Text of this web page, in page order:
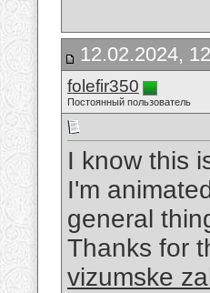
12.02.2024,
folefir350
Постоянный пользователь
I know this
I'm
general
Thanks for
vizumske